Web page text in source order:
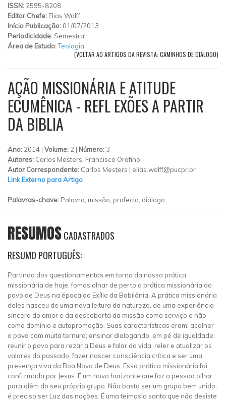
ISSN: 2595-8208
Editor Chefe: Elias Wolff
Início Publicação: 01/07/2013
Periodicidade: Semestral
Área de Estudo:Teologia
(VOLTAR AO ARTIGOS DA REVISTA: CAMINHOS DE DIÁLOGO)
AÇÃO MISSIONÁRIA E ATITUDE
ECUMÊNICA - REFL EXÕES A PARTIR
DA BIBLIA
Ano: 2014 | Volume: 2 | Número: 3
Autores: Carlos Mesters, Francisco Orofino
Autor Correspondente: Carlos Mesters | elias.wolff@pucpr.br
Link Externo para Artigo
Palavras-chave: Palavra, missão, profecia, diálogo
RESUMOSCADASTRADOS
RESUMO PORTUGUÊS:
Partindo dos questionamentos em torno da nossa prática
missionária de hoje, fomos olhar de perto a prática missionária do
povo de Deus na época do Exílio da Babilônia. A prática missionária
deles nasceu de uma nova leitura da natureza, de uma experiência
sincera do amor e da descoberta da missão como serviço e não
como domínio e autopromoção. Suas características eram: acolher
o povo com muita ternura; ensinar dialogando, em pé de igualdade;
reunir o povo para rezar a Deus e falar da vida; reler e atualizar os
valores do passado; fazer nascer consciência crítica e ser uma
presença viva da Boa Nova de Deus. Essa prática missionária foi
confi rmada por Jesus. É um novo horizonte que faz a pessoa olhar
para além do seu próprio grupo. Não basta ser um grupo bem unido,
é preciso ser Luz das nações. É uma teimosia santa que não desiste